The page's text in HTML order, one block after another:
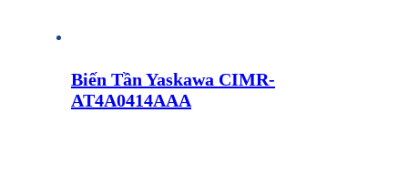
Biến Tần Yaskawa CIMR-
AT4A0414AAA